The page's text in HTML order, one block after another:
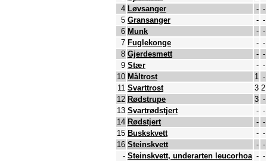
4 Løvsanger - -
5 Gransanger - -
6 Munk - -
7 Fuglekonge - -
8 Gjerdesmett - -
9 Stær - -
10 Måltrost 1 -
11 Svarttrost 3 2
12 Rødstrupe 3 -
13 Svartrødstjert - -
14 Rødstjert - -
15 Buskskvett - -
16 Steinskvett - -
- Steinskvett, underarten leucorhoa - -